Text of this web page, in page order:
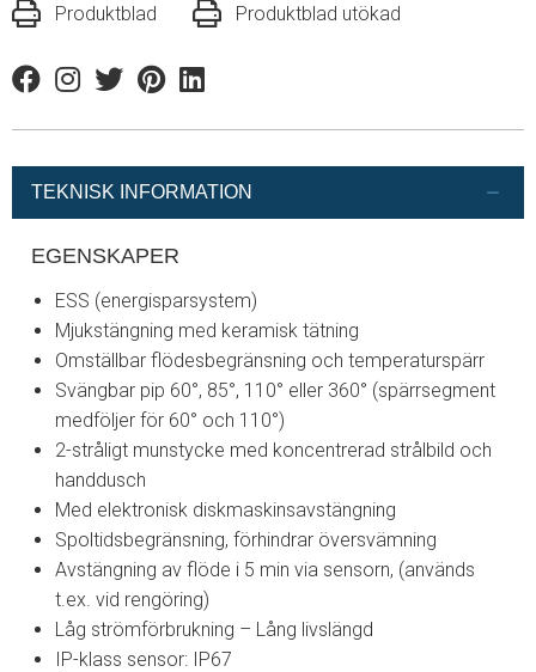
Produktblad Produktblad utökad
FacebookInstagram
TwitterPinterestLinkedin
TEKNISK INFORMATION
EGENSKAPER
ESS (energisparsystem)
Mjukstängning med keramisk tätning
Omställbar flödesbegränsning och temperaturspärr
Svängbar pip 60°, 85°, 110° eller 360° (spärrsegment
medföljer för 60° och 110°)
2-stråligt munstycke med koncentrerad strålbild och
handdusch
Med elektronisk diskmaskinsavstängning
Spoltidsbegränsning, förhindrar översvämning
Avstängning av flöde i 5 min via sensorn, (används
t.ex. vid rengöring)
Låg strömförbrukning – Lång livslängd
IP-klass sensor: IP67